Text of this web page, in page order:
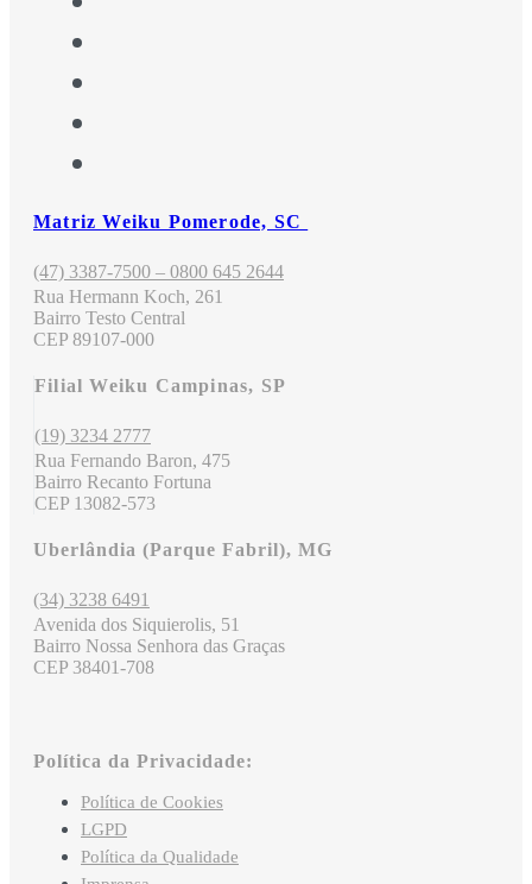
Matriz Weiku Pomerode, SC
(47) 3387-7500 – 0800 645 2644
Rua Hermann Koch, 261
Bairro Testo Central
CEP 89107-000
Filial Weiku Campinas, SP
(19) 3234 2777
Rua Fernando Baron, 475
Bairro Recanto Fortuna
CEP 13082-573
Uberlândia (Parque Fabril), MG
(34) 3238 6491
Avenida dos Siquierolis, 51
Bairro Nossa Senhora das Graças
CEP 38401-708
Política da Privacidade:
Política de Cookies
LGPD
Política da Qualidade